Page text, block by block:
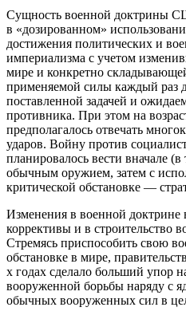
Сущность военной доктрины
в «дозированном»
достижения политических и
империализма с учетом
мире и конкретно
применяемой силы каждый раз
поставленной задачей и
противника. При этом на
предполагалось отвечать
ударов. Войну против
планировалось вести вначале
обычным оружием, затем с
критической обстановке —
Изменения в военной доктрине
коррективы и в
Стремясь приспособить свою
обстановке в мире,
х годах сделало больший упор
вооруженной борьбы наряду с
обычных вооруженных сил в